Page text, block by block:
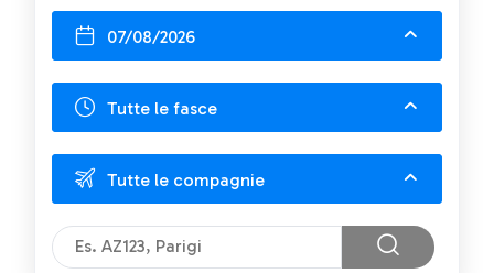
07/08/2026
Tutte le fasce
Tutte le compagnie